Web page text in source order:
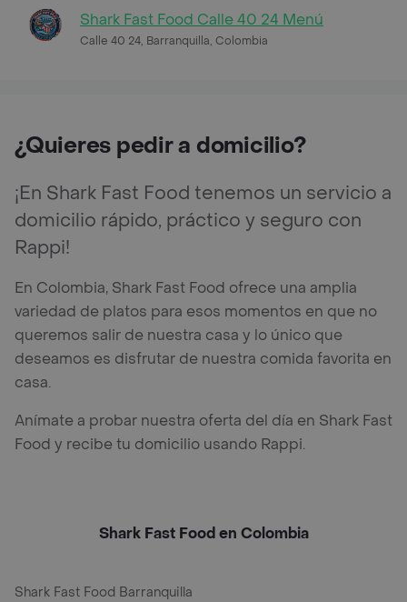
Shark Fast Food Calle 40 24 Menú
Calle 40 24, Barranquilla, Colombia
¿Quieres pedir a domicilio?
¡En Shark Fast Food tenemos un servicio a
domicilio rápido, práctico y seguro con
Rappi!
En Colombia, Shark Fast Food ofrece una amplia
variedad de platos para esos momentos en que no
queremos salir de nuestra casa y lo único que
deseamos es disfrutar de nuestra comida favorita en
casa.
Anímate a probar nuestra oferta del día en Shark Fast
Food y recibe tu domicilio usando Rappi.
Shark Fast Food en Colombia
Shark Fast Food Barranquilla